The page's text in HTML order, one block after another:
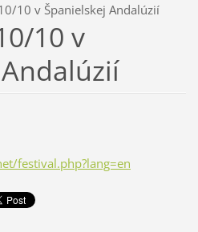
10 v Španielskej Andalúzií
10 v
festival.php?lang=en